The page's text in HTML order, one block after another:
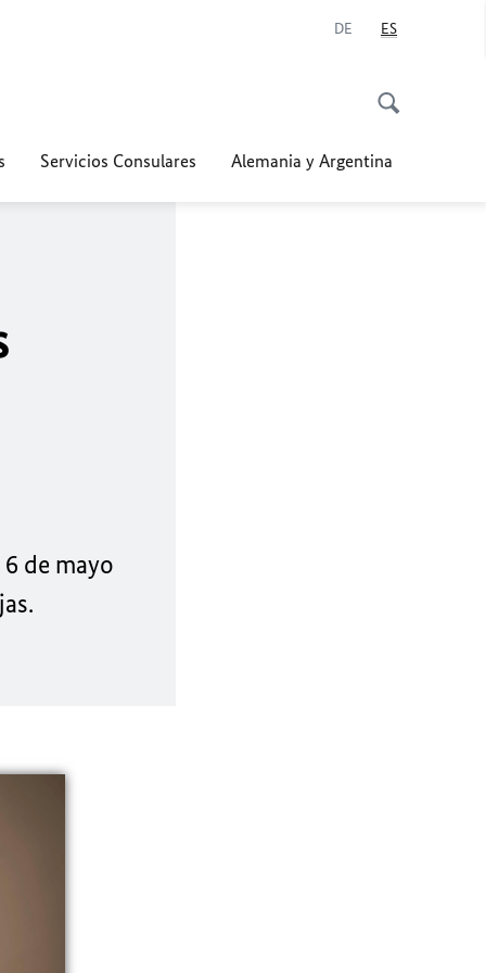
DE ES
Servicios Consulares Alemania y Argentina
de mayo